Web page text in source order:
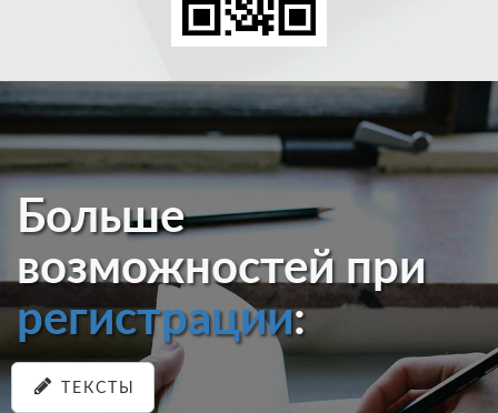
Больше
возможностей при
регистрации:
ТЕКСТЫ